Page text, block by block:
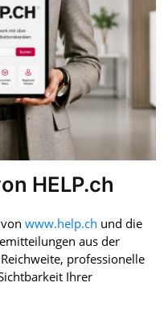
HELP.ch
www.help.ch und die
aus der
professionelle
Ihrer